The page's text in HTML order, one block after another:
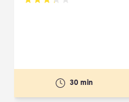
Betyg: 3.26 av 5
30 min